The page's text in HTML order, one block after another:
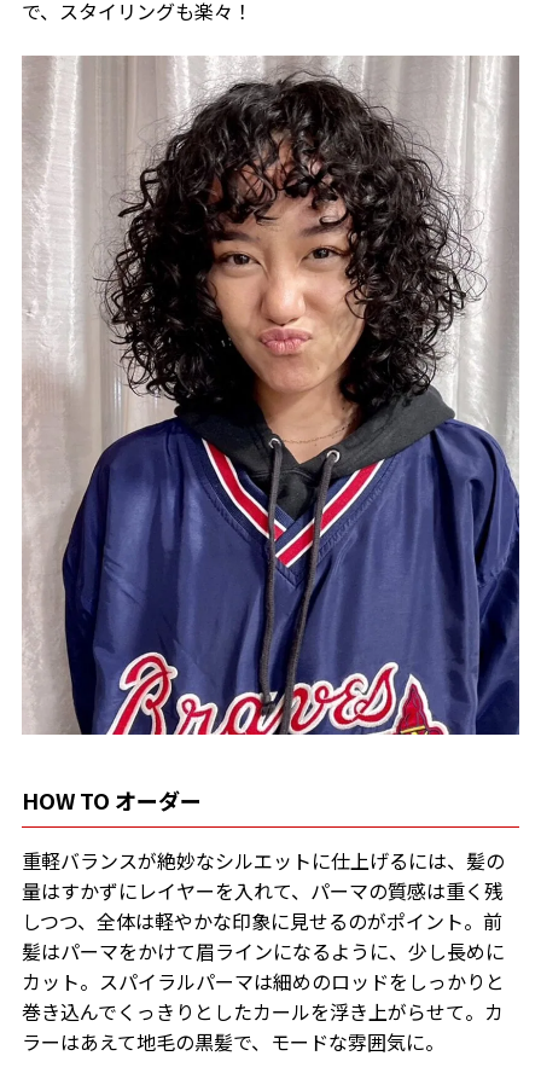
で、スタイリングも楽々！
HOW TO オーダー
重軽バランスが絶妙なシルエットに仕上げるには、髪の
量はすかずにレイヤーを入れて、パーマの質感は重く残
しつつ、全体は軽やかな印象に見せるのがポイント。前
髪はパーマをかけて眉ラインになるように、少し長めに
カット。スパイラルパーマは細めのロッドをしっかりと
巻き込んでくっきりとしたカールを浮き上がらせて。カ
ラーはあえて地毛の黒髪で、モードな雰囲気に。